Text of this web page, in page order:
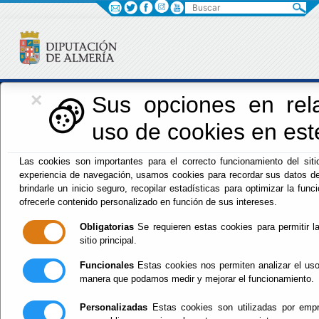
×
Sus opciones en
uso de cookies en
Las cookies son importantes para el correcto funcionamiento del
experiencia de navegación, usamos cookies para recordar sus datos
brindarle un inicio seguro, recopilar estadísticas para optimizar la
ofrecerle contenido personalizado en función de sus intereses.
Obligatorias Se requieren estas cookies para permitir
sitio principal.
Funcionales Estas cookies nos permiten analizar el
manera que podamos medir y mejorar el funcionamiento.
Personalizadas Estas cookies son utilizadas por
Iniciativas Europeas
Inicio - Iniciativas Europeas
DIPALME_Convocatoria_2024 Biorresiduos Línea 1
Vigente.
Buscar